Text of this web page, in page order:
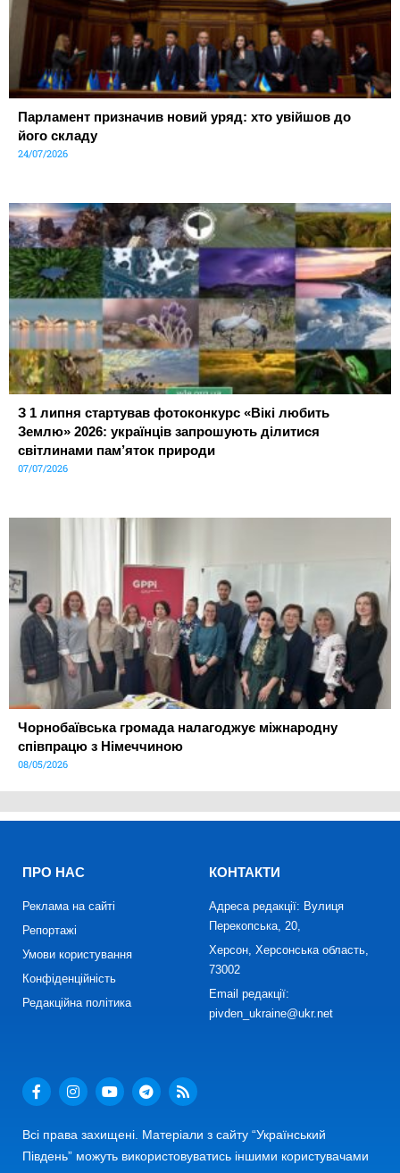
Парламент призначив новий уряд: хто увійшов до
його складу
24/07/2026
З 1 липня стартував фотоконкурс «Вікі любить
Землю» 2026: українців запрошують ділитися
світлинами пам’яток природи
07/07/2026
Чорнобаївська громада налагоджує міжнародну
співпрацю з Німеччиною
08/05/2026
ПРО НАС
Реклама на сайті
Репортажі
Умови користування
Конфіденційність
Редакційна політика
КОНТАКТИ
Адреса редакції: Вулиця
Перекопська, 20,
Херсон, Херсонська область,
73002
Email редакції:
pivden_ukraine@ukr.net
Всі права захищені. Матеріали з сайту “Український
Південь” можуть використовуватись іншими користувачами